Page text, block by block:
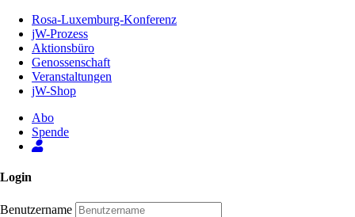
Inhalt
Seite
Rosa-Luxemburg-Konferenz
jW-Prozess
Aktionsbüro
Genossenschaft
Veranstaltungen
jW-Shop
Abo
Spende
Login
Benutzername